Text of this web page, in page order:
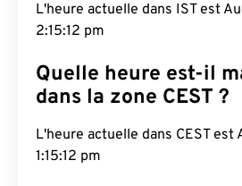
L'heure actuelle dans IST est
2:15:13 pm
Quelle heure est-il
dans la zone CEST ?
L'heure actuelle dans CEST
1:15:13 pm